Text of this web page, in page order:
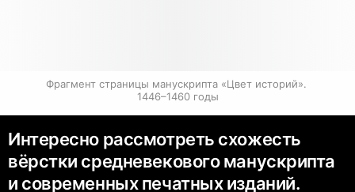
Фрагмент страницы манускрипта «Цвет историй».
1446–1460 годы
Интересно рассмотреть схожесть
вёрстки средневекового манускрипта
и современных печатных изданий.